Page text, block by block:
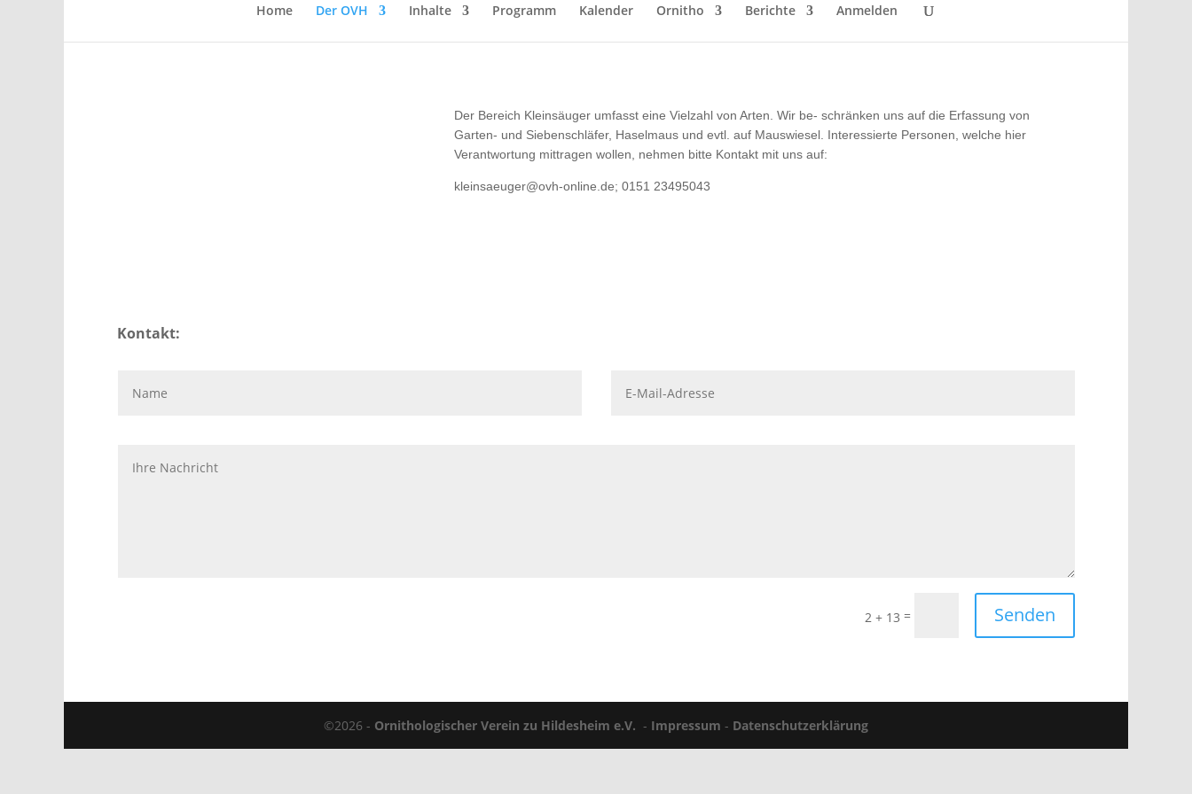
Home Der OVH Inhalte Programm Kalender Ornitho Berichte Anmelden
Der Bereich Kleinsäuger umfasst eine Vielzahl von Arten. Wir be- schränken uns auf die Erfassung von
Garten- und Siebenschläfer, Haselmaus und evtl. auf Mauswiesel. Interessierte Personen, welche hier
Verantwortung mittragen wollen, nehmen bitte Kontakt mit uns auf:
kleinsaeuger@ovh-online.de; 0151 23495043
Kontakt:
2 + 13 = Senden
©2026 - Ornithologischer Verein zu Hildesheim e.V. - Impressum - Datenschutzerklärung